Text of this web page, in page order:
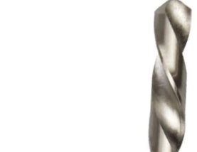
*Imagens Meramente Ilustrativas